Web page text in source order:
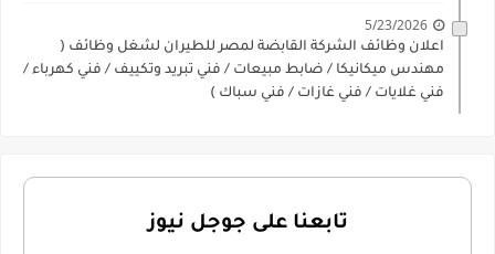
5/23/2026
اعلان وظائف الشركة القابضة لمصر للطيران لشغل وظائف (
مهندس ميكانيكا / ضابط مبيعات / فني تبريد وتكييف / فني كهرباء /
فني غلايات / فني غازات / فني سباك )
تابعنا على جوجل نيوز